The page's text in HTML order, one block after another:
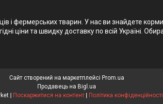
фермерських тварин. У нас ви знайдете корми,
ціни та швидку доставку по всій Україні.
Сайт створений на маркетплейсі Prom.ua
Продавець на Bigl.ua
Поскаржитися на контент Політика конфіденційності